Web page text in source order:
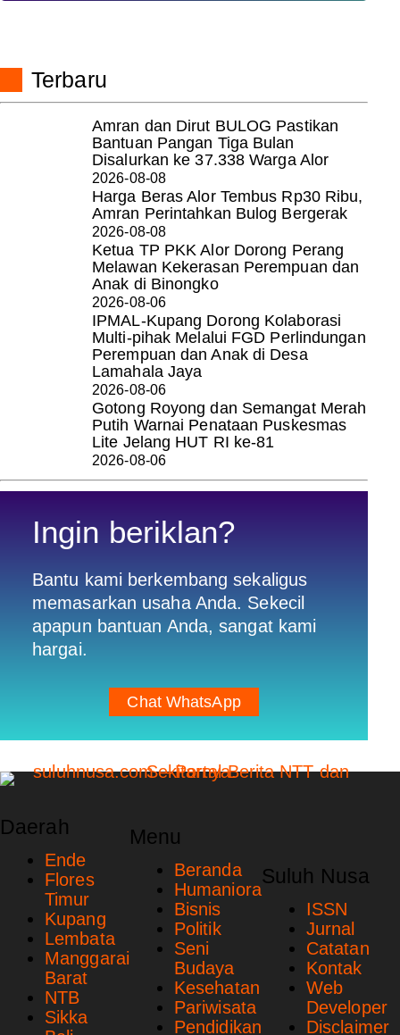
Terbaru
Amran dan Dirut BULOG Pastikan
Bantuan Pangan Tiga Bulan
Disalurkan ke 37.338 Warga Alor
2026-08-08
Harga Beras Alor Tembus Rp30 Ribu,
Amran Perintahkan Bulog Bergerak
2026-08-08
Ketua TP PKK Alor Dorong Perang
Melawan Kekerasan Perempuan dan
Anak di Binongko
2026-08-06
IPMAL-Kupang Dorong Kolaborasi
Multi-pihak Melalui FGD Perlindungan
Perempuan dan Anak di Desa
Lamahala Jaya
2026-08-06
Gotong Royong dan Semangat Merah
Putih Warnai Penataan Puskesmas
Lite Jelang HUT RI ke-81
2026-08-06
Ingin beriklan?
Bantu kami berkembang sekaligus
memasarkan usaha Anda. Sekecil
apapun bantuan Anda, sangat kami
hargai.
Chat WhatsApp
Daerah
Ende
Flores
Timur
Kupang
Lembata
Manggarai
Barat
NTB
Sikka
Menu
Beranda
Humaniora
Bisnis
Politik
Seni
Budaya
Kesehatan
Pariwisata
Pendidikan
Suluh Nusa
ISSN
Jurnal
Catatan
Kontak
Web
Developer
Disclaimer